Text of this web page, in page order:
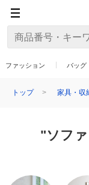
ファッション バッグ
トップ 家具・収
"ソフ